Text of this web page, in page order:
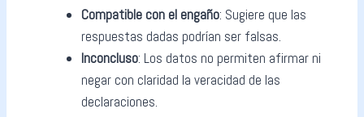
Compatible con el engaño: Sugiere que las
respuestas dadas podrían ser falsas.
Inconcluso: Los datos no permiten afirmar ni
negar con claridad la veracidad de las
declaraciones.